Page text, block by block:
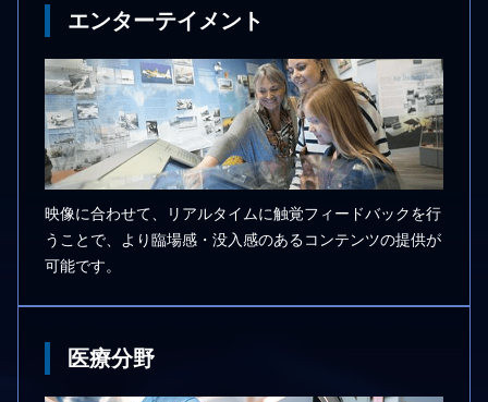
エンターテイメント
映像に合わせて、リアルタイムに触覚フィードバックを⾏
うことで、より臨場感・没⼊感のあるコンテンツの提供が
可能です。
医療分野